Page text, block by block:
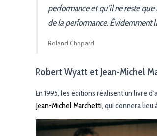
performance et qu’il ne reste
de la performance. Évidemment
Roland Chopard
Robert Wyatt et Jean-Michel
En 1995, les éditions réalisent un livre
Jean-Michel Marchetti, qui donnera lieu